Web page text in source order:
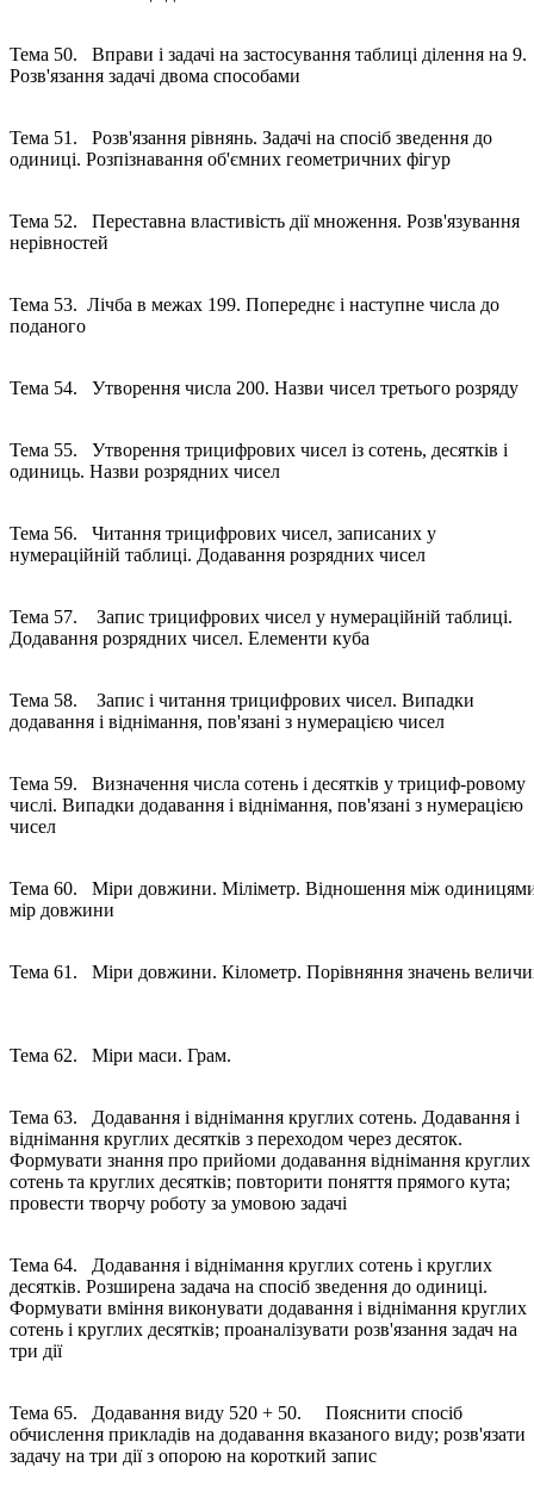
Тема 50. Вправи і задачі на застосування таблиці ділення на 9.
Розв'язання задачі двома способами
Тема 51. Розв'язання рівнянь. Задачі на спосіб зведення до
одиниці. Розпізнавання об'ємних геометричних фігур
Тема 52. Переставна властивість дії множення. Розв'язування
нерівностей
Тема 53. Лічба в межах 199. Попереднє і наступне числа до
поданого
Тема 54. Утворення числа 200. Назви чисел третього
Тема 55. Утворення трицифрових чисел із сотень, десятків і
одиниць. Назви розрядних чисел
Тема 56. Читання трицифрових чисел, записаних у
нумераційній таблиці. Додавання розрядних чисел
Тема 57. Запис трицифрових чисел у нумераційній таблиці.
Додавання розрядних чисел. Елементи куба
Тема 58. Запис і читання трицифрових чисел. Випадки
додавання і віднімання, пов'язані з нумерацією чисел
Тема 59. Визначення числа сотень і десятків у трициф-ровому
числі. Випадки додавання і віднімання, пов'язані з нумерацією
чисел
Тема 60. Міри довжини. Міліметр. Відношення між
мір довжини
Тема 61. Міри довжини. Кілометр. Порівняння значень
Тема 62. Міри маси. Грам.
Тема 63. Додавання і віднімання круглих сотень. Додавання і
віднімання круглих десятків з переходом через десяток.
Формувати знання про прийоми додавання віднімання круглих
сотень та круглих десятків; повторити поняття прямого кута;
провести творчу роботу за умовою задачі
Тема 64. Додавання і віднімання круглих сотень і круглих
десятків. Розширена задача на спосіб зведення до одиниці.
Формувати вміння виконувати додавання і віднімання круглих
сотень і круглих десятків; проаналізувати розв'язання задач на
три дії
Тема 65. Додавання виду 520 + 50. Пояснити спосіб
обчислення прикладів на додавання вказаного виду; розв'язати
задачу на три дії з опорою на короткий запис